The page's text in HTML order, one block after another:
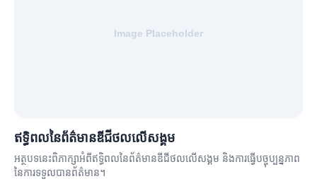
ឥទ្ធិពលនៃព័ត៌មានឌីជីថលលើសង្គម
អត្ថបទនេះពិភាក្សាអំពីឥទ្ធិពលនៃព័ត៌មានឌីជីថលលើសង្គម និងការធ្វើបច្ចុប្បន្នភាព
នៃការទទួលបានព័ត៌មាន។